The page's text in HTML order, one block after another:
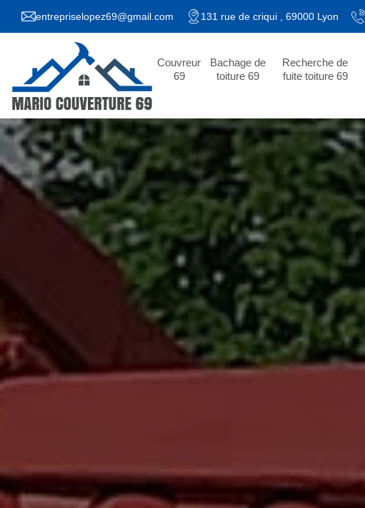
entrepriselopez69@gmail.com 131 rue de criqui , 69000 Lyon
Couvreur
69
Bachage de
toiture 69
Recherche de
fuite toiture 69